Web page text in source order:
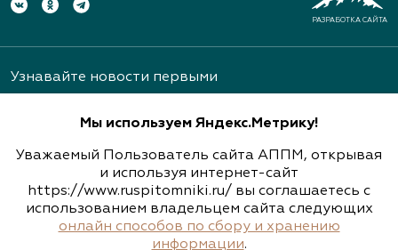
РАЗРАБОТКА САЙТА
Узнавайте новости первыми
Подписаться
Мы используем Яндекс.Метрику!
Уважаемый Пользователь сайта АППМ, открывая
и используя интернет-сайт
https://www.ruspitomniki.ru/ вы соглашаетесь с
использованием владельцем сайта следующих
онлайн способов по сбору и хранению
информации.